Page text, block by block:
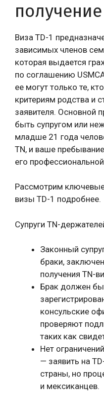
Виза TD-1
зависимых членов
которая выдается
по соглашению
ее могут только те,
критериям родства и
заявителя. Основной
быть супругом или
младше 21 года
TN, и ваше
его
Рассмотрим ключевые
визы TD-1 подробнее.
Супруги TN-
Законный
браки,
получения TN-
Брак должен
консульские
проверяют
таких как
Нет
— заявить на
страны, но
и мексиканцев.